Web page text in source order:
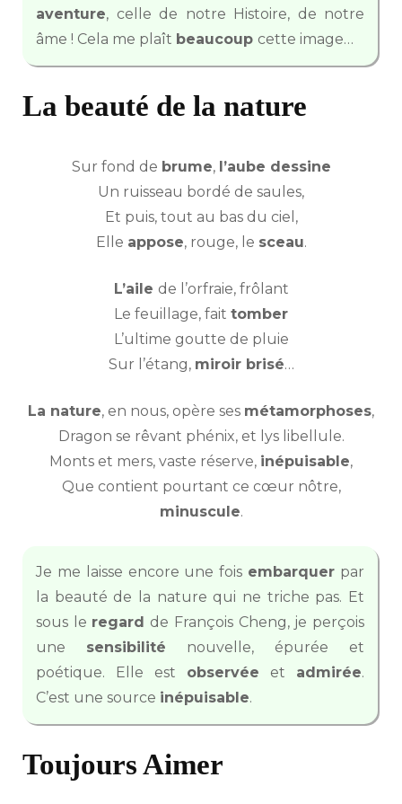
aventure, celle de notre Histoire, de notre
âme ! Cela me plaît beaucoup cette image…
La beauté de la nature
Sur fond de brume, l’aube dessine
Un ruisseau bordé de saules,
Et puis, tout au bas du ciel,
Elle appose, rouge, le sceau.
L’aile de l’orfraie, frôlant
Le feuillage, fait tomber
L’ultime goutte de pluie
Sur l’étang, miroir brisé…
La nature, en nous, opère ses métamorphoses,
Dragon se rêvant phénix, et lys libellule.
Monts et mers, vaste réserve, inépuisable,
Que contient pourtant ce cœur nôtre,
minuscule.
Je me laisse encore une fois embarquer par
la beauté de la nature qui ne triche pas. Et
sous le regard de François Cheng, je perçois
une sensibilité nouvelle, épurée et
poétique. Elle est observée et admirée.
C’est une source inépuisable.
Toujours Aimer